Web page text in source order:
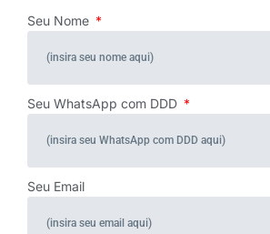
Seu Nome
Seu WhatsApp com DDD
Seu Email